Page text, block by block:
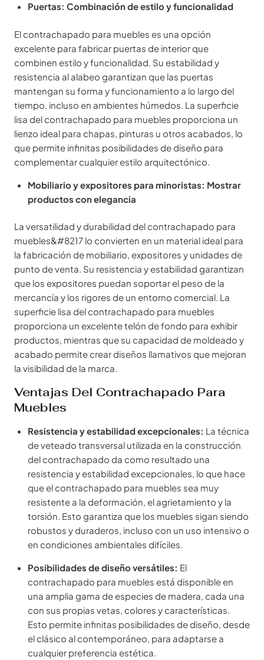
Puertas: Combinación de estilo y funcionalidad
El contrachapado para muebles es una opción
excelente para fabricar puertas de interior que
combinen estilo y funcionalidad. Su estabilidad y
resistencia al alabeo garantizan que las puertas
mantengan su forma y funcionamiento a lo largo del
tiempo, incluso en ambientes húmedos. La superficie
lisa del contrachapado para muebles proporciona un
lienzo ideal para chapas, pinturas u otros acabados, lo
que permite infinitas posibilidades de diseño para
complementar cualquier estilo arquitectónico.
Mobiliario y expositores para minoristas: Mostrar
productos con elegancia
La versatilidad y durabilidad del contrachapado para
muebles&#8217 lo convierten en un material ideal para
la fabricación de mobiliario, expositores y unidades de
punto de venta. Su resistencia y estabilidad garantizan
que los expositores puedan soportar el peso de la
mercancía y los rigores de un entorno comercial. La
superficie lisa del contrachapado para muebles
proporciona un excelente telón de fondo para exhibir
productos, mientras que su capacidad de moldeado y
acabado permite crear diseños llamativos que mejoran
la visibilidad de la marca.
Ventajas Del Contrachapado Para
Muebles
Resistencia y estabilidad excepcionales: La técnica
de veteado transversal utilizada en la construcción
del contrachapado da como resultado una
resistencia y estabilidad excepcionales, lo que hace
que el contrachapado para muebles sea muy
resistente a la deformación, el agrietamiento y la
torsión. Esto garantiza que los muebles sigan siendo
robustos y duraderos, incluso con un uso intensivo o
en condiciones ambientales difíciles.
Posibilidades de diseño versátiles: El
contrachapado para muebles está disponible en
una amplia gama de especies de madera, cada una
con sus propias vetas, colores y características.
Esto permite infinitas posibilidades de diseño, desde
el clásico al contemporáneo, para adaptarse a
cualquier preferencia estética.